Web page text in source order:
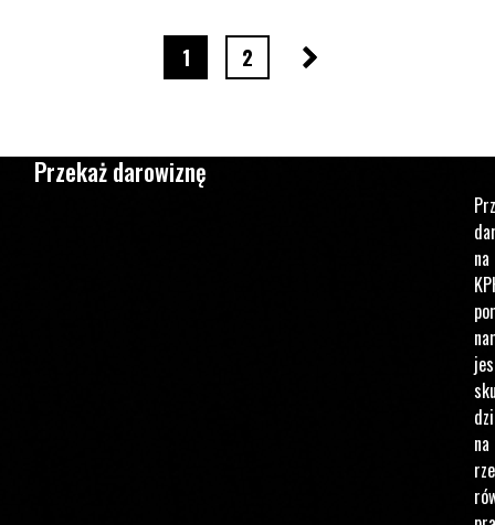
strona numer
1 strona numer
2 Następna strona
Przekaż darowiznę
na
na